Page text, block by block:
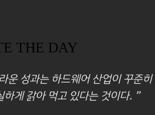
THE DAY
운 성과는 하드웨어 산업이 꾸준히
게 갉아 먹고 있다는 것이다. ”